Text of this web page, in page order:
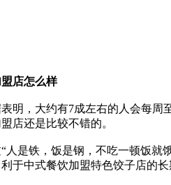
店怎么样
明，大约有7成左右的人会每
店还是比较不错的。
人是铁，饭是钢，不吃一顿饭
于中式餐饮加盟特色饺子店的长